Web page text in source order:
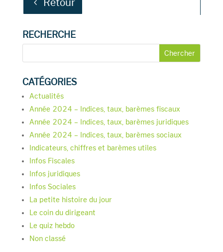
RECHERCHE
CATÉGORIES
Actualités
Année 2024 – Indices, taux, barèmes fiscaux
Année 2024 – Indices, taux, barèmes juridiques
Année 2024 – Indices, taux, barèmes sociaux
Indicateurs, chiffres et barèmes utiles
Infos Fiscales
Infos juridiques
Infos Sociales
La petite histoire du jour
Le coin du dirigeant
Le quiz hebdo
Non classé